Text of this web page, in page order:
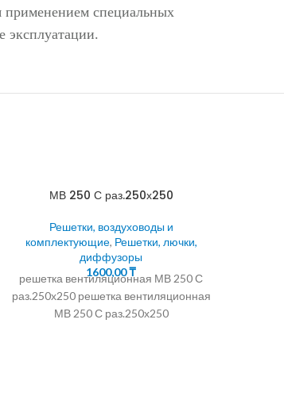
применением специальных
эксплуатации.
МВ 250 С раз.250х250
Решетки, воздуховоды и
комплектующие, Решетки, лючки,
диффузоры
1600,00₸
решетка вентиляционная МВ 250 С
раз.250х250 решетка вентиляционная
МВ 250 С раз.250х250